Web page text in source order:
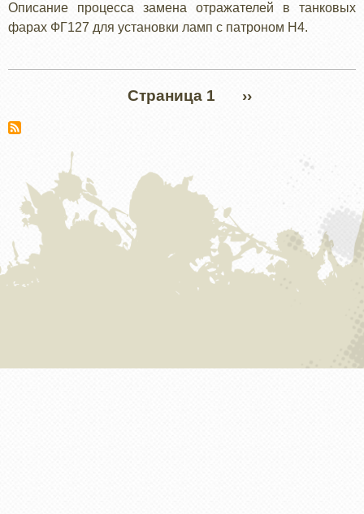
ОТРАЖАТЕЛЕЙ
В
ФАРАХ
Описание процесса замена отражателей в танковых
фарах ФГ127 для установки ламп с патроном H4.
Страница 1
СЛЕДУЮЩАЯ
››